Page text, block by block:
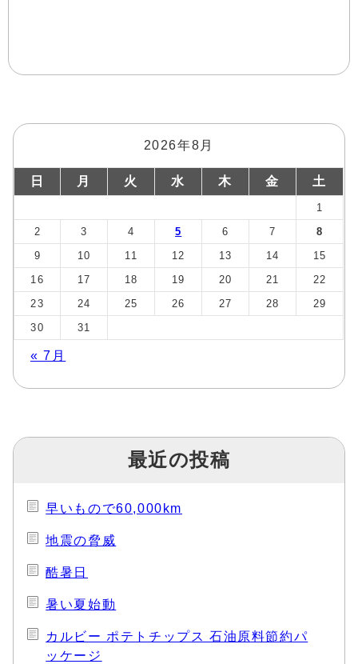
2026年8月
日 月 火 水 木 金 土
1
2
3 4 5 6 7
8
9
10 11 12 13 14
15
16
17 18 19 20 21
22
23
24 25 26 27 28
29
30
31
« 7月
最近の投稿
早いもので60,000km
地震の脅威
酷暑日
暑い夏始動
カルビー ポテトチップス 石油原料節約パ
ッケージ